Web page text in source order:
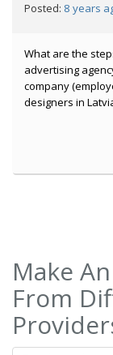
Posted: 8 years
What are the
advertising
company
designers in
Make
From